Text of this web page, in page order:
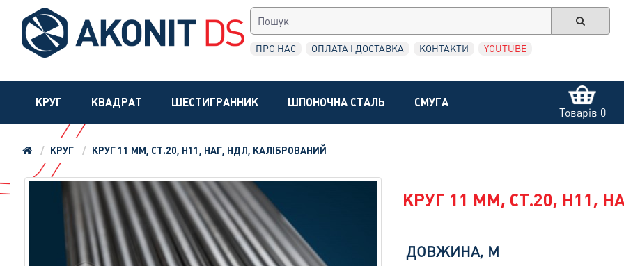
ПРО НАС ОПЛАТА І ДОСТАВКА КОНТАКТИ YOUTUBE
КРУГ КВАДРАТ ШЕСТИГРАННИК ШПОНОЧНА СТАЛЬ СМУГА
Товарів 0
КРУГ КРУГ 11 ММ, СТ.20, H11, НАГ, НДЛ, КАЛІБРОВАНИЙ
КРУГ 11 ММ, СТ.20, H11,
ДОВЖИНА, М